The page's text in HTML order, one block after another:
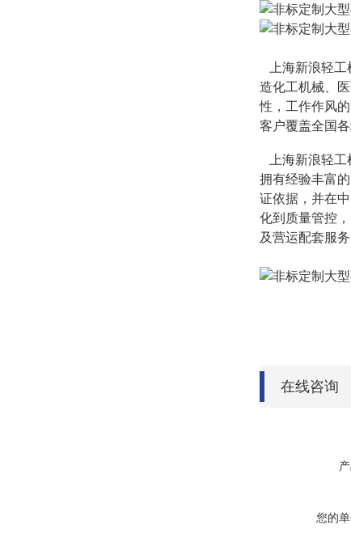
上海新浪轻工
造化工机械、医
性，工作作风
客户覆盖全国
上海新浪轻工
拥有经验丰富
证依据，并在
化到质量管控，
及营运配套服
在线咨询
您的单